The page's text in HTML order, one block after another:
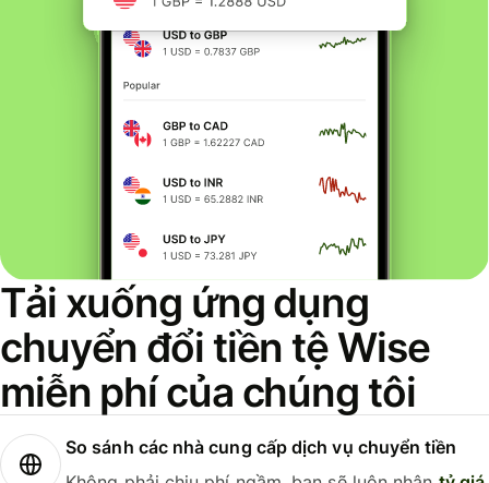
Tải xuống ứng dụng
chuyển đổi tiền tệ Wise
miễn phí của chúng tôi
So sánh các nhà cung cấp dịch vụ chuyển tiền